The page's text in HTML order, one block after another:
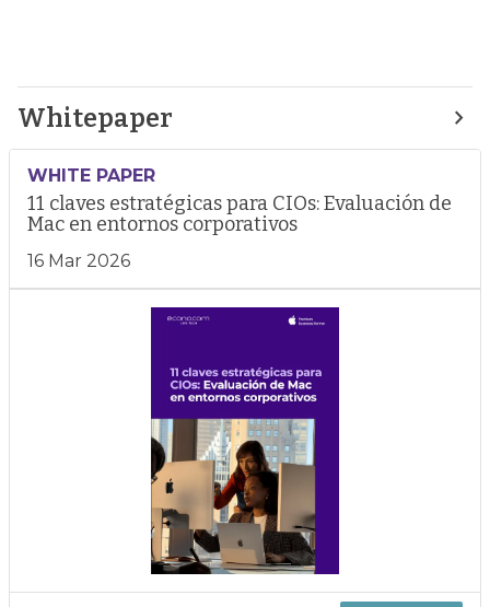
Whitepaper
WHITE PAPER
11 claves estratégicas para CIOs: Evaluación de
Mac en entornos corporativos
16 Mar 2026